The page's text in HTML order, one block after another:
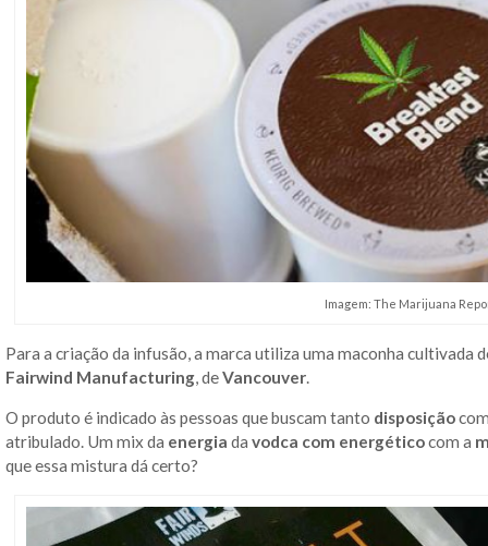
Imagem: The Marijuana
Para a criação da infusão, a marca utiliza uma maconha cultivada
Fairwind Manufacturing, deVancouver.
O produto é indicado às pessoas que buscam tanto disposição
atribulado. Um mix da energia da vodca com energéticocom a
que essa mistura dá certo?